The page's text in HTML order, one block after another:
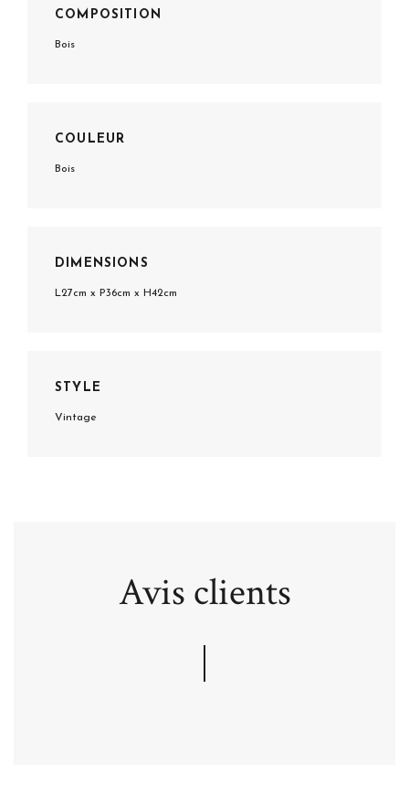
COMPOSITION
Bois
COULEUR
Bois
DIMENSIONS
L27cm x P36cm x H42cm
STYLE
Vintage
Avis clients